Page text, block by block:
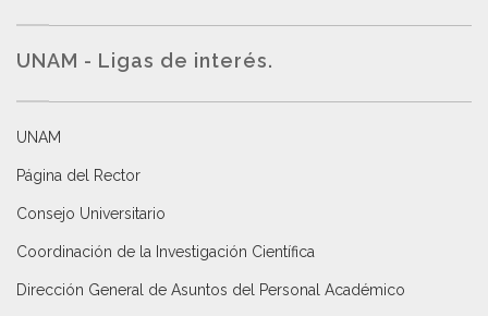
UNAM - Ligas de interés.
UNAM
Página del Rector
Consejo Universitario
Coordinación de la Investigación Científica
Dirección General de Asuntos del Personal Académico